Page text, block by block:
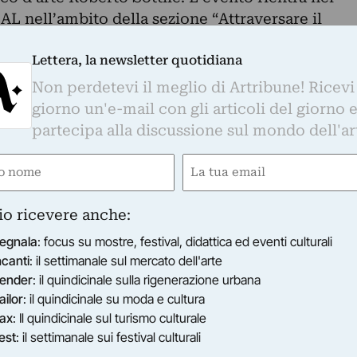
nell’ambito della sezione “Attraversare il
Rocco Guglielmo, realizzato in
Provinciale di Catanzaro, ed è
ricerca di Giuseppe Lo Schiavo che
l’obiettivo di raccontare il rapporto-legame
una connessione – come scrive Roberto
edito da Silvana Editoriale - in cui l’uomo sta
all’uomo; entità che vivono
tempo e nello stesso momento perché
di quel ciclo della vita che genera creazione e
interdipendenza che “procrea” e si
che determina tutti gli insiemi di quello che
cioè l’insieme degli organismi viventi e
interagiscono e costituiscono un sistema
Senza distinzione alcuna. Ne variabili. La
processo di “genesi” il risultato finale, il mezzo
Lettera, la newsletter quotidiana
Non perdetevi il meglio di Artribune! Ricevi
giorno un'e-mail con gli articoli del giorno e
partecipa alla discussione sul mondo
Email
ricevere anche:
: focus su mostre, festival, didattica ed eventi culturali
: il settimanale sul mercato dell'arte
: il quindicinale sulla rigenerazione urbana
: il quindicinale su moda e cultura
: Il quindicinale sul turismo culturale
: il settimanale sui festival culturali